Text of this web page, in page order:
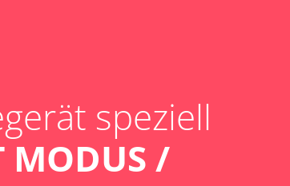
speziell
MODUS /